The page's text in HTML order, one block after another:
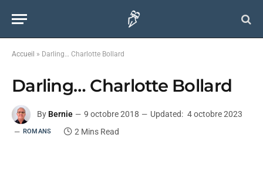
Accueil » Darling… Charlotte Bollard
Darling… Charlotte Bollard
By Bernie 9 octobre 2018 Updated: 4 octobre 2023
ROMANS 2 Mins Read